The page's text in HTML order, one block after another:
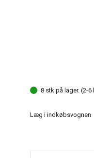
8 stk på lager. (2-
Læg i indkøbsvognen